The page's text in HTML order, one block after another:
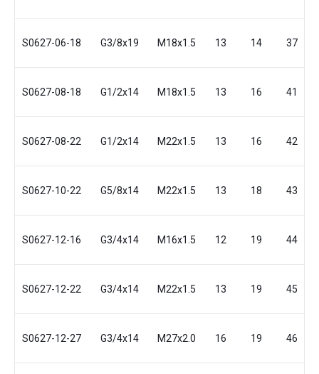
S0627-06-18 G3/8x19 M18x1.5 13 14 37
S0627-08-18 G1/2x14 M18x1.5 13 16 41
S0627-08-22 G1/2x14 M22x1.5 13 16 42
S0627-10-22 G5/8x14 M22x1.5 13 18 43
S0627-12-16 G3/4x14 M16x1.5 12 19 44
S0627-12-22 G3/4x14 M22x1.5 13 19 45
S0627-12-27 G3/4x14 M27x2.0 16 19 46